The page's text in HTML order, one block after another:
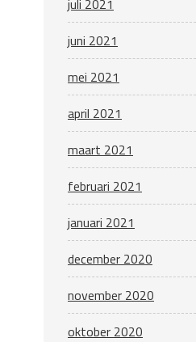
juli 2021
juni 2021
mei 2021
april 2021
maart 2021
februari 2021
januari 2021
december 2020
november 2020
oktober 2020